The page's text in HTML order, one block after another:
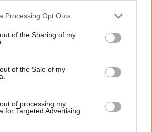
Processing Opt Outs
of the Sharing of my
of the Sale of my
of processing my
for Targeted Advertising.
kötött.
tartalmazza:
teljes cikkarchívum
Előfizetés